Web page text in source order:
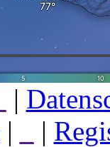
|
| |